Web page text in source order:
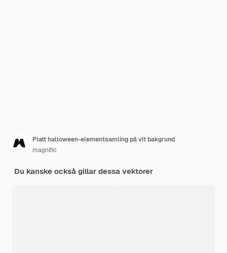
Platt halloween-elementsamling på vit bakgrund
magnific
Du kanske också gillar dessa vektorer